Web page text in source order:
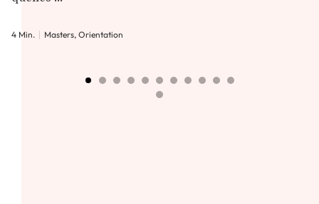
4 Min. Masters, Orientation